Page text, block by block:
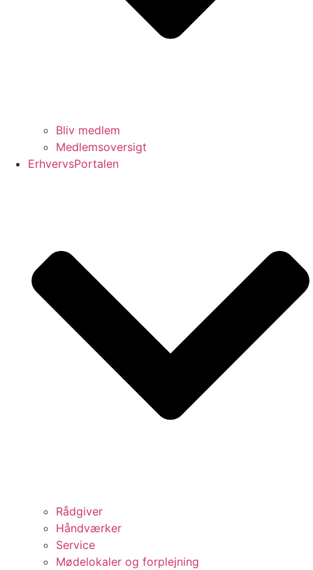
Bliv medlem
Medlemsoversigt
ErhvervsPortalen
Rådgiver
Håndværker
Service
Mødelokaler og forplejning